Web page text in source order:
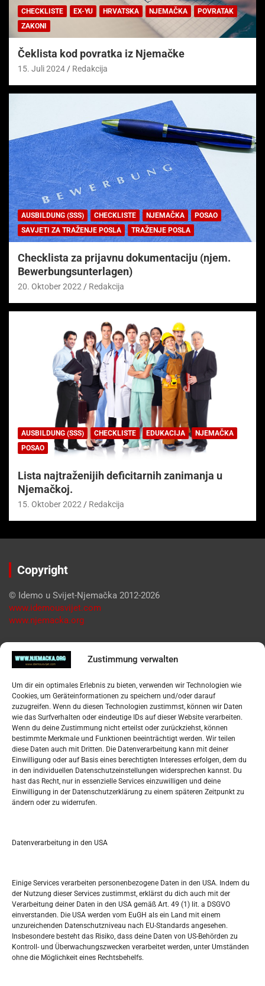
Zustimmung verwalten
Um dir ein optimales Erlebnis zu bieten, verwenden wir Technologien wie
Cookies, um Geräteinformationen zu speichern und/oder darauf
zuzugreifen. Wenn du diesen Technologien zustimmst, können wir Daten
wie das Surfverhalten oder eindeutige IDs auf dieser Website verarbeiten.
Wenn du deine Zustimmung nicht erteilst oder zurückziehst, können
bestimmte Merkmale und Funktionen beeinträchtigt werden. Wir teilen
diese Daten auch mit Dritten. Die Datenverarbeitung kann mit deiner
Einwilligung oder auf Basis eines berechtigten Interesses erfolgen, dem du
in den individuellen Datenschutzeinstellungen widersprechen kannst. Du
hast das Recht, nur in essenzielle Services einzuwilligen und deine
Einwilligung in der Datenschutzerklärung zu einem späteren Zeitpunkt zu
ändern oder zu widerrufen.
Datenverarbeitung in den USA
Einige Services verarbeiten personenbezogene Daten in den USA. Indem du
der Nutzung dieser Services zustimmst, erklärst du dich auch mit der
Verarbeitung deiner Daten in den USA gemäß Art. 49 (1) lit. a DSGVO
einverstanden. Die USA werden vom EuGH als ein Land mit einem
unzureichenden Datenschutzniveau nach EU-Standards angesehen.
Insbesondere besteht das Risiko, dass deine Daten von US-Behörden zu
Kontroll- und Überwachungszwecken verarbeitet werden, unter Umständen
ohne die Möglichkeit eines Rechtsbehelfs.
CHECKLISTE EX-YU HRVATSKA NJEMAČKA
POVRATAK
ZAKONI
Čeklista kod povratka iz Njemačke
15. Juli 2024 Redakcija
AUSBILDUNG (SSS) CHECKLISTE NJEMAČKA
POSAO
SAVJETI ZA TRAŽENJE POSLA
TRAŽENJE POSLA
Checklista za prijavnu dokumentaciju (njem.
Bewerbungsunterlagen)
20. Oktober 2022 Redakcija
AUSBILDUNG (SSS) CHECKLISTE EDUKACIJA
NJEMAČKA
POSAO
Lista najtraženijih deficitarnih zanimanja u
Njemačkoj.
15. Oktober 2022 Redakcija
Copyright
© Idemo u Svijet-Njemačka 2012-2026
www.idemousvijet.com
www.njemacka.org
Pregled
Datenschutzerklärung
Widerufsbelehrung
Oglašavanje / Postavite svoj oglas
Tko je “Idemo u Svijet – Njemačka?
Pretražite stranicu:
S
JULI 2025
M D M D F S
1 2 3 4 5
7 8 9 10 11 12 13